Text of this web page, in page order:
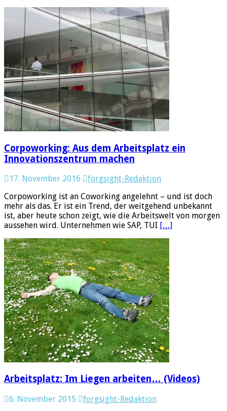
Corpoworking: Aus dem Arbeitsplatz ein
Innovationszentrum machen
17. November 2016
forgsight-Redaktion
Corpoworking ist an Coworking angelehnt – und ist doch
mehr als das. Er ist ein Trend, der weitgehend unbekannt
ist, aber heute schon zeigt, wie die Arbeitswelt von morgen
aussehen wird. Unternehmen wie SAP, TUI […]
Arbeitsplatz: Im Liegen arbeiten… (Videos)
6. November 2015
forgsight-Redaktion